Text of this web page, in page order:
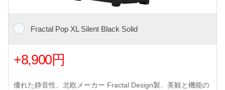
Fractal Pop XL Silent Black Solid
+8,900円
優れた静音性、北欧メーカー Fractal Design製、美観と機能の